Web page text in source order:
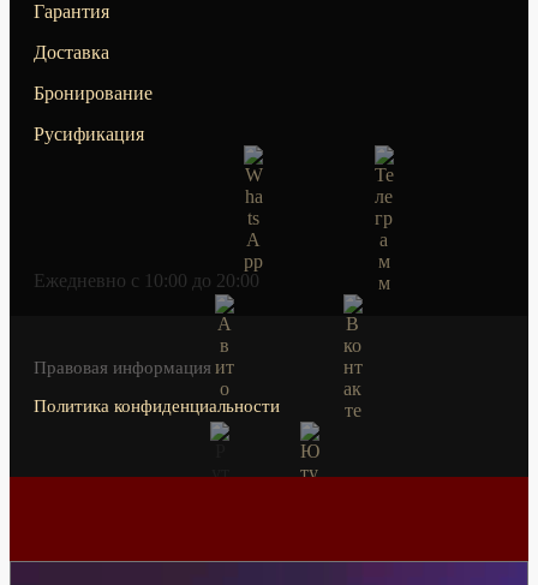
Гарантия
Доставка
Бронирование
Русификация
Ежедневно c 10:00 до 20:00
Правовая информация
Политика конфиденциальности